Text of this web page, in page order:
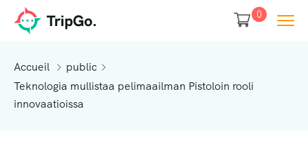
0
Accueil
public
Teknologia mullistaa pelimaailman Pistoloin rooli
innovaatioissa